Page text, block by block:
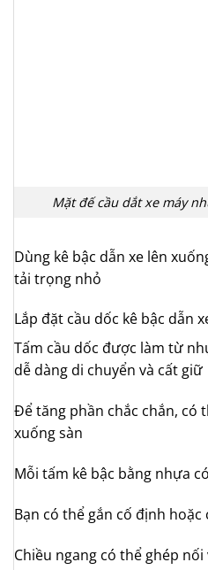
Mặt đế cầu dắt xe máy
Dùng kê bậc dẫn xe lên
tải trọng nhỏ
Lắp đặt cầu dốc kê bậc dẫn
Tấm cầu dốc được làm từ
dễ dàng di chuyển và cất giữ
Để tăng phần chắc chắn, có
xuống sàn
Mỗi tấm kê bậc bằng nhựa
Bạn có thể gắn cố định
Chiều ngang có thể ghép